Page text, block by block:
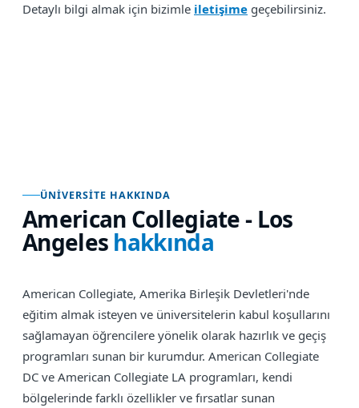
Detaylı bilgi almak için bizimle iletişime geçebilirsiniz.
ÜNIVERSITE HAKKINDA
American Collegiate - Los
Angeles hakkında
American Collegiate, Amerika Birleşik Devletleri'nde
eğitim almak isteyen ve üniversitelerin kabul koşullarını
sağlamayan öğrencilere yönelik olarak hazırlık ve geçiş
programları sunan bir kurumdur. American Collegiate
DC ve American Collegiate LA programları, kendi
bölgelerinde farklı özellikler ve fırsatlar sunan